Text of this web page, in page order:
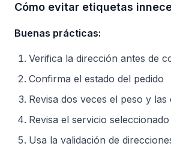
Cómo evitar etiquetas
Buenas prácticas:
Verifica la dirección antes de
Confirma el estado del pedido
Revisa dos veces el peso y las
Revisa el servicio seleccionado
Usa la validación de